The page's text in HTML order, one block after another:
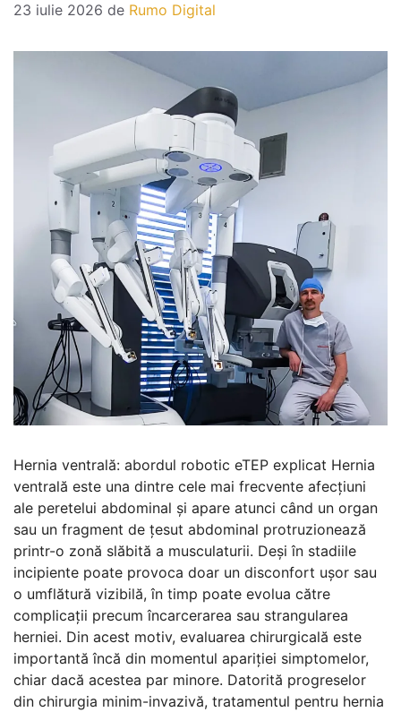
23 iulie 2026 de Rumo Digital
Hernia ventrală: abordul robotic eTEP explicat Hernia
ventrală este una dintre cele mai frecvente afecțiuni
ale peretelui abdominal și apare atunci când un organ
sau un fragment de țesut abdominal protruzionează
printr-o zonă slăbită a musculaturii. Deși în stadiile
incipiente poate provoca doar un disconfort ușor sau
o umflătură vizibilă, în timp poate evolua către
complicații precum încarcerarea sau strangularea
herniei. Din acest motiv, evaluarea chirurgicală este
importantă încă din momentul apariției simptomelor,
chiar dacă acestea par minore. Datorită progreselor
din chirurgia minim-invazivă, tratamentul pentru hernia